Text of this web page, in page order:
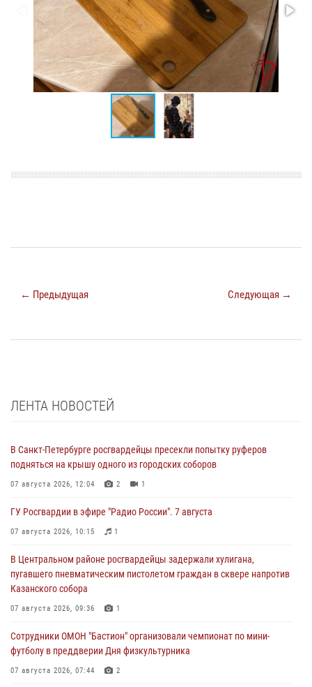
← Предыдущая Следующая →
ЛЕНТА НОВОСТЕЙ
В Санкт-Петербурге росгвардейцы пресекли попытку руферов
подняться на крышу одного из городских соборов
07 августа 2026, 12:04 2 1
ГУ Росгвардии в эфире "Радио России". 7 августа
07 августа 2026, 10:15 1
В Центральном районе росгвардейцы задержали хулигана,
пугавшего пневматическим пистолетом граждан в сквере напротив
Казанского собора
07 августа 2026, 09:36 1
Сотрудники ОМОН "Бастион" организовали чемпионат по мини-
футболу в преддверии Дня физкультурника
07 августа 2026, 07:44 2